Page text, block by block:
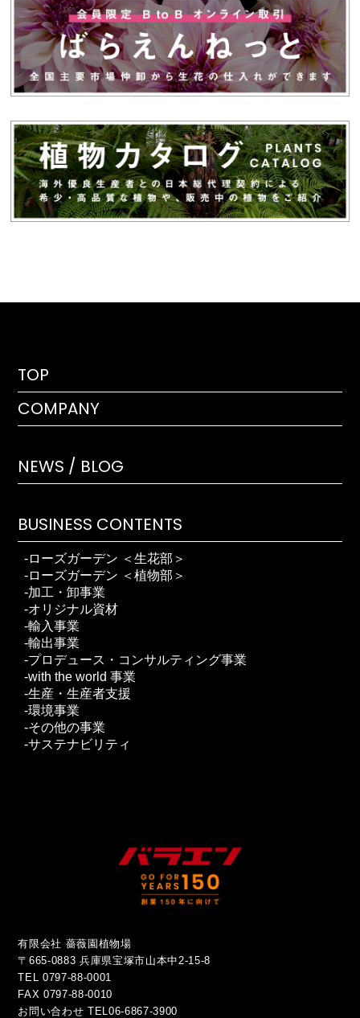
TOP
COMPANY
NEWS / BLOG
BUSINESS CONTENTS
ローズガーデン ＜生花部＞
ローズガーデン ＜植物部＞
加工・卸事業
オリジナル資材
輸入事業
輸出事業
プロデュース・コンサルティング事業
with the world 事業
生産・生産者支援
環境事業
その他の事業
サステナビリティ
有限会社 薔薇園植物場
〒665-0883 兵庫県宝塚市山本中2-15-8
TEL 0797-88-0001
FAX 0797-88-0010
お問い合わせTEL06-6867-3900